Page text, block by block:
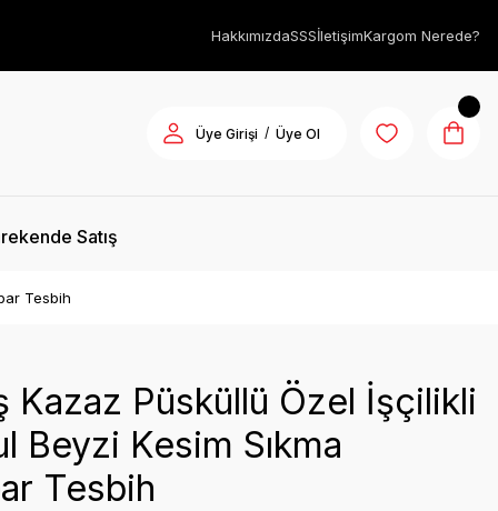
HakkımızdaSSSİletişimKargom Nerede?
Üye Girişi / Üye Ol
Satış
Tesbih
Kazaz Püsküllü Özel İşçilikli
Beyzi Kesim Sıkma
Tesbih